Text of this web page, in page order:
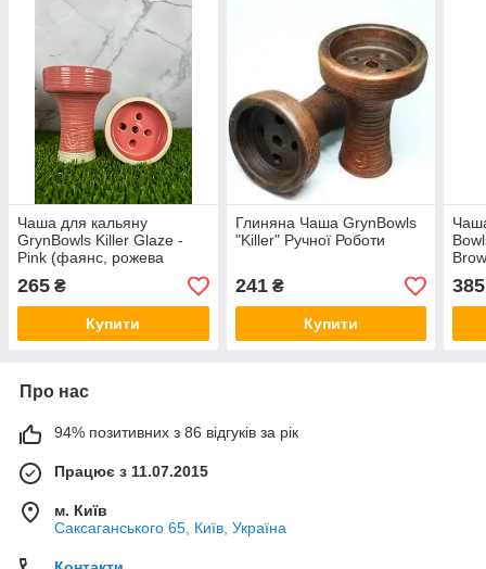
Чаша для кальяну
GrynBowls Killer Glaze -
Pink (фаянс, рожева
глазур, ручна робота)
265 ₴
Купити
Глиняна Чаша GrynBowls
"Killer" Ручної Роботи
241₴
Купити
385
Про нас
94% позитивних з 86 відгуків за рік
Працює з 11.07.2015
м. Київ
Саксаганського 65, Київ, Україна